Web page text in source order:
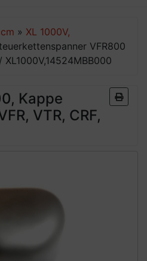
» XL 1000V,
VFR800
Kappe
VTR, CRF,